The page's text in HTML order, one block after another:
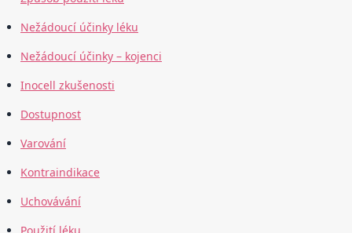
Nežádoucí účinky léku
Nežádoucí účinky – kojenci
Inocell zkušenosti
Dostupnost
Varování
Kontraindikace
Uchovávání